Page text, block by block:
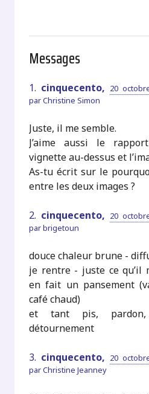
Messages
1. cinquecento, 20
parChristine Simon
Juste, il me semble.
J’aime aussi le
vignette au-dessus et
As-tu écrit sur le
entre les deux images ?
2. cinquecento, 20
parbrigetoun
douce chaleur brune -
je rentre - juste ce qu’il
en fait un pansement
café chaud)
et tant pis,
détournement
3. cinquecento, 20
parChristine Jeanney